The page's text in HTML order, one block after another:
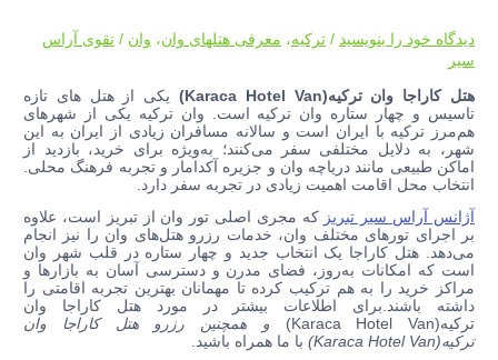
دیدگاه‌ خود را بنویسید /ترکیه، معرفی هتلهای وان، وان /تقوی آراس
سیر
هتل کاراجا وان ترکیه(Karaca Hotel Van)
یکی از هتل های تازه
تاسیس و چهار ستاره وان ترکیه است. وان ترکیه یکی از شهر‌های
هم‌مرز ترکیه با ایران است و سالانه مسافران زیادی از ایران به این
شهر، به دلایل مختلفی سفر می‌کنند؛ به‌ویژه برای خرید، بازدید از
اماکن طبیعی مانند دریاچه وان و جزیره آکدامار و تجربه فرهنگ محلی.
انتخاب محل اقامت اهمیت زیادی در تجربه سفر دارد.
آژانس آراس سیر تبریز که مجری اصلی تور وان از تبریز است، علاوه
بر اجرای تور‌های مختلف وان، خدمات رزرو هتل‌های وان را نیز انجام
می‌دهد. هتل کاراجا یک انتخاب جدید و چهار ستاره در قلب شهر وان
است که امکانات به‌روز، فضای مدرن و دسترسی آسان به بازارها و
مراکز خرید را به هم ترکیب کرده تا مهمانان بهترین تجربه اقامتی را
داشته باشند.برای اطلاعات بیشتر در مورد هتل کاراجا وان
ترکیه(Karaca Hotel Van)
و همچنین رزرو هتل کاراجا وان
ترکیه(Karaca Hotel Van)
با ما همراه باشید.